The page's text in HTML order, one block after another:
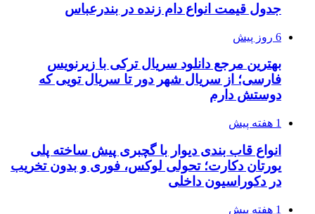
جدول قیمت انواع دام زنده در بندرعباس
6 روز پیش
بهترین مرجع دانلود سریال ترکی با زیرنویس
فارسی؛ از سریال شهر دور تا سریال تویی که
دوستش دارم
1 هفته پیش
انواع قاب بندی دیوار با گچبری پیش ساخته پلی
یورتان دکارت؛ تحولی لوکس، فوری و بدون تخریب
در دکوراسیون داخلی
1 هفته پیش